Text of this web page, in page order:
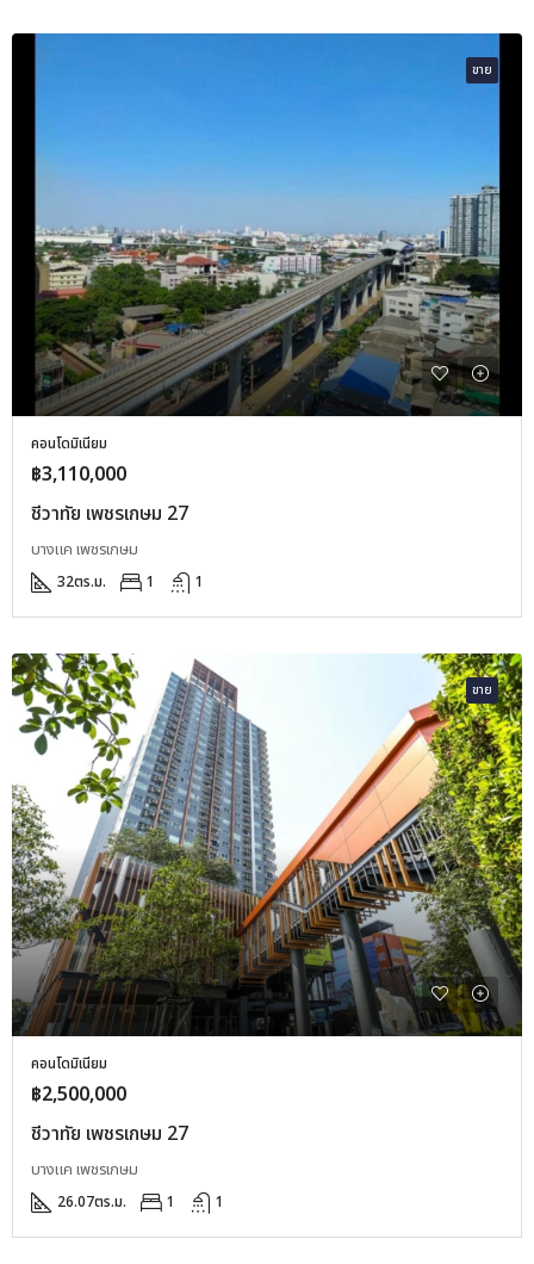
ขาย
คอนโดมิเนียม
฿3,110,000
ชีวาทัย เพชรเกษม 27
บางแค เพชรเกษม
32ตร.ม. 1 1
ขาย
คอนโดมิเนียม
฿2,500,000
ชีวาทัย เพชรเกษม 27
บางแค เพชรเกษม
26.07ตร.ม. 1 1